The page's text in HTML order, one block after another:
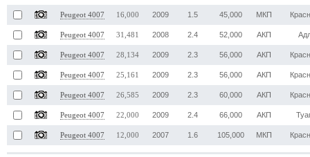
Peugeot 4007 16,000 2009 1.5 45,000 МКП
Peugeot 4007 31,481 2008 2.4 52,000 АКП
Peugeot 4007 28,134 2009 2.3 56,000 АКП
Peugeot 4007 25,161 2009 2.3 56,000 АКП
Peugeot 4007 26,585 2009 2.3 60,000 АКП
Peugeot 4007 22,000 2009 2.4 66,000 АКП
Peugeot 4007 12,000 2007 1.6 105,000 МКП